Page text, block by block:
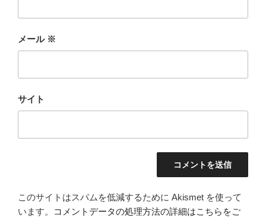
メール ※
サイト
このサイトはスパムを低減するために Akismet を使って
います。
コメントデータの処理方法の詳細はこちらをご